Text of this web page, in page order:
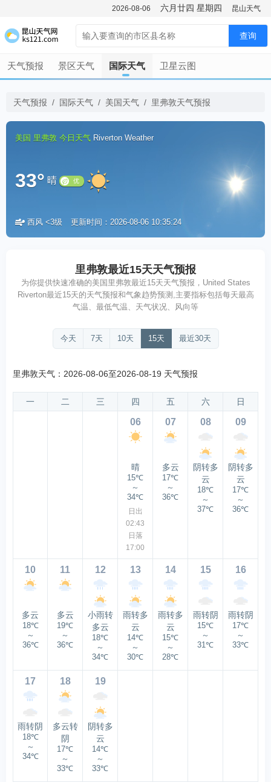
2026-08-06 六月廿四 星期四 昆山天气
查询
天气预报 景区天气 国际天气 卫星云图
天气预报 / 国际天气 / 美国天气 / 里弗敦天气预报
美国 里弗敦 今日天气 Riverton Weather
33° 晴
西风 <3级 更新时间：2026-08-06 10:35:24
里弗敦最近15天天气预报
为你提供快速准确的美国里弗敦最近15天天气预报，United States
Riverton最近15天的天气预报和气象趋势预测,主要指标包括每天最高
气温、最低气温、天气状况、风向等
今天 7天 10天 15天 最近30天
里弗敦天气：2026-08-06至2026-08-19 天气预报
一 二 三 四 五 六 日
06
晴
15℃
～
34℃
日出
02:43
日落
17:00
07
多云
17℃
～
36℃
08
阴转多
云
18℃
～
37℃
09
阴转多
云
17℃
～
36℃
10
多云
18℃
～
36℃
11
多云
19℃
～
36℃
12
小雨转
多云
18℃
～
34℃
13
雨转多
云
14℃
～
30℃
14
雨转多
云
15℃
～
28℃
15
雨转阴
15℃
～
31℃
16
雨转阴
17℃
～
33℃
17
雨转阴
18℃
～
34℃
18
多云转
阴
17℃
～
33℃
19
阴转多
云
14℃
～
33℃